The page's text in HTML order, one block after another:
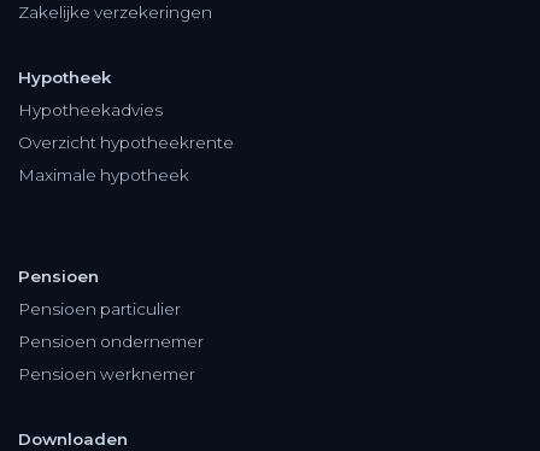
Zakelijke verzekeringen
Hypotheek
Hypotheekadvies
Overzicht hypotheekrente
Maximale hypotheek
Pensioen
Pensioen particulier
Pensioen ondernemer
Pensioen werknemer
Downloaden